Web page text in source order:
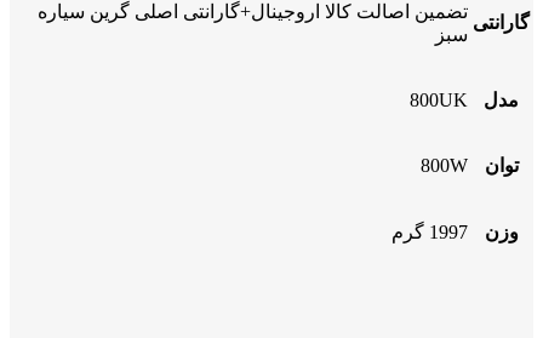
گارانتی
تضمین اصالت کالا اروجینال+گارانتی اصلی گرین سیاره
سبز
مدل 800UK
توان 800W
وزن 1997 گرم